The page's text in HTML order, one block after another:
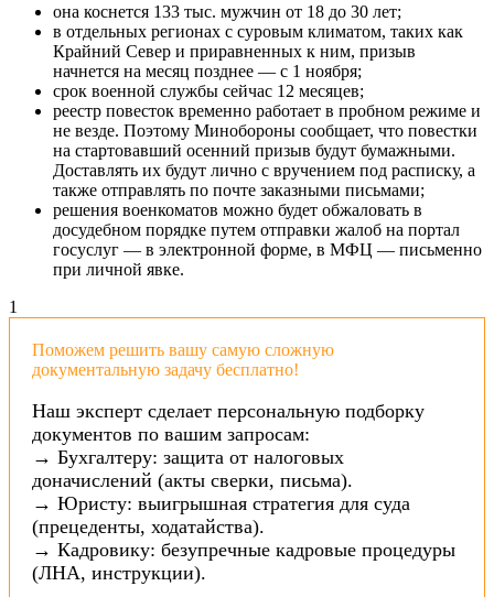
она коснется 133 тыс. мужчин от 18 до 30 лет;
в отдельных регионах с суровым климатом, таких как
Крайний Север и приравненных к ним, призыв
начнется на месяц позднее — с 1 ноября;
срок военной службы сейчас 12 месяцев;
реестр повесток временно работает в пробном режиме и
не везде. Поэтому Минобороны сообщает, что повестки
на стартовавший осенний призыв будут бумажными.
Доставлять их будут лично с вручением под расписку, а
также отправлять по почте заказными письмами;
решения военкоматов можно будет обжаловать в
досудебном порядке путем отправки жалоб на портал
госуслуг — в электронной форме, в МФЦ — письменно
при личной явке.
1
Поможем решить вашу самую сложную
документальную задачу бесплатно!
Наш эксперт сделает персональную подборку
документов по вашим запросам:
→ Бухгалтеру: защита от налоговых
доначислений (акты сверки, письма).
→ Юристу: выигрышная стратегия для суда
(прецеденты, ходатайства).
→ Кадровику: безупречные кадровые процедуры
(ЛНА, инструкции).